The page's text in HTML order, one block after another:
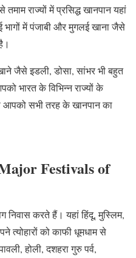
राज्यों में प्रसिद्ध खानपान यहां
में पंजाबी और मुगलई खाना जैसे
जैसे इडली, डोसा, सांभर भी बहुत
भारत के विभिन्न राज्यों के
आपको सभी तरह के खानपान का
Festivals of
निवास करते हैं। यहां हिंदू, मुस्लिम,
त्योहारों को काफी धूमधाम से
होली, दशहरा गुरु पर्व,